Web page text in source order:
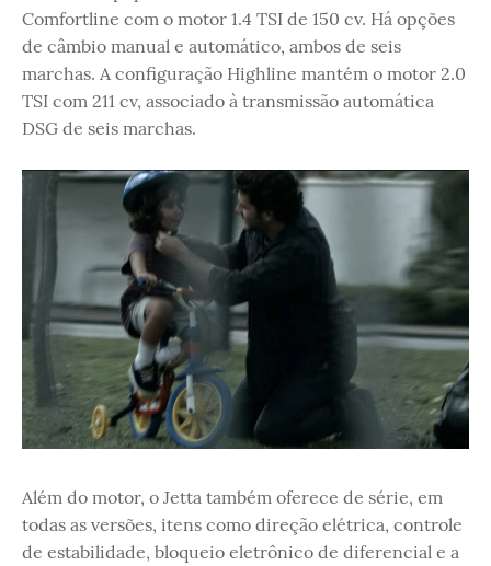
Comfortline com o motor 1.4 TSI de 150 cv. Há opções
de câmbio manual e automático, ambos de seis
marchas. A configuração Highline mantém o motor 2.0
TSI com 211 cv, associado à transmissão automática
DSG de seis marchas.
Além do motor, o Jetta também oferece de série, em
todas as versões, itens como direção elétrica, controle
de estabilidade, bloqueio eletrônico de diferencial e a